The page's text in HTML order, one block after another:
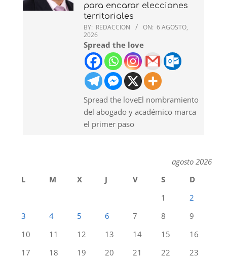
para encarar elecciones
territoriales
BY: REDACCION ON: 6 AGOSTO,
2026
Spread the love
Spread the loveEl nombramiento
del abogado y académico marca
el primer paso
agosto 2026
L
M X J V S
D
1
2
3
4 5 6 7 8
9
10
11 12 13 14 15
16
17
18 19 20 21 22
23